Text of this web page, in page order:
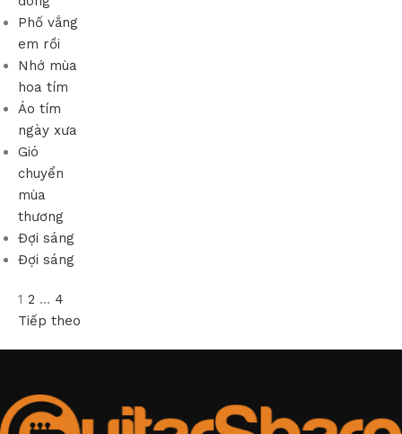
Phố vắng
em rồi
Nhớ mùa
hoa tím
Áo tím
ngày xưa
Gió
chuyển
mùa
thương
Đợi sáng
Đợi sáng
1 2 … 4
Tiếp theo